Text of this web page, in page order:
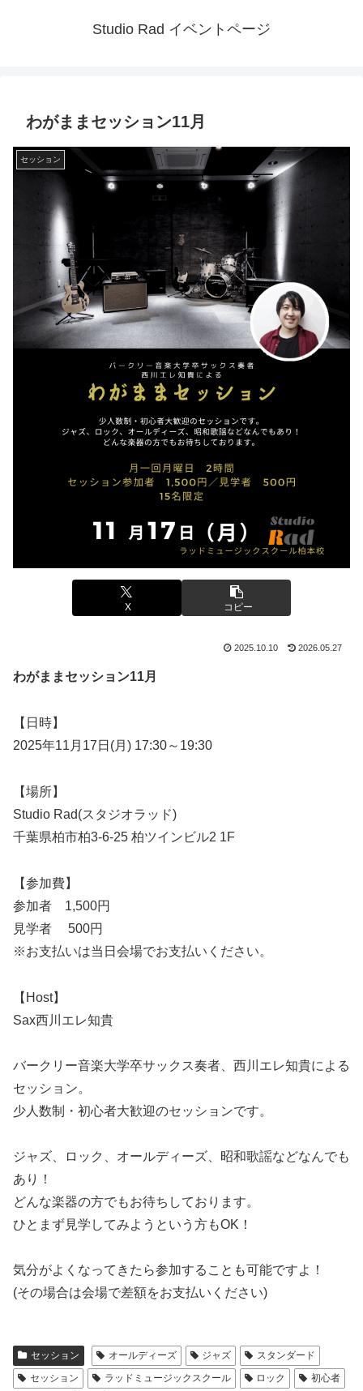
Studio Rad イベントページ
わがままセッション11月
セッション
X コピー
2025.10.10 2026.05.27
わがままセッション11月
【日時】
2025年11月17日(月) 17:30～19:30
【場所】
Studio Rad(スタジオラッド)
千葉県柏市柏3-6-25 柏ツインビル2 1F
【参加費】
参加者 1,500円
見学者 500円
※お支払いは当日会場でお支払いください。
【Host】
Sax西川エレ知貴
バークリー音楽大学卒サックス奏者、西川エレ知貴による
セッション。
少人数制・初心者大歓迎のセッションです。
ジャズ、ロック、オールディーズ、昭和歌謡などなんでも
あり！
どんな楽器の方でもお待ちしております。
ひとまず見学してみようという方もOK！
気分がよくなってきたら参加することも可能ですよ！
(その場合は会場で差額をお支払いください)
セッション オールディーズ ジャズ
スタンダード
セッション
ラッドミュージックスクール ロック
初心者